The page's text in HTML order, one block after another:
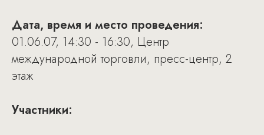
Дата, время и место проведения:
01.06.07, 14:30 - 16:30, Центр
международной торговли, пресс-центр, 2
этаж
Участники: